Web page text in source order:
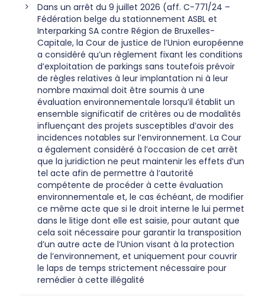
Dans un arrêt du 9 juillet 2026 (aff. C-771/24 –
Fédération belge du stationnement ASBL et
Interparking SA contre Région de Bruxelles-
Capitale, la Cour de justice de l’Union européenne
a considéré qu’un règlement fixant les conditions
d’exploitation de parkings sans toutefois prévoir
de règles relatives à leur implantation ni à leur
nombre maximal doit être soumis à une
évaluation environnementale lorsqu’il établit un
ensemble significatif de critères ou de modalités
influençant des projets susceptibles d’avoir des
incidences notables sur l’environnement. La Cour
a également considéré à l’occasion de cet arrêt
que la juridiction ne peut maintenir les effets d’un
tel acte afin de permettre à l’autorité
compétente de procéder à cette évaluation
environnementale et, le cas échéant, de modifier
ce même acte que si le droit interne le lui permet
dans le litige dont elle est saisie, pour autant que
cela soit nécessaire pour garantir la transposition
d’un autre acte de l’Union visant à la protection
de l’environnement, et uniquement pour couvrir
le laps de temps strictement nécessaire pour
remédier à cette illégalité